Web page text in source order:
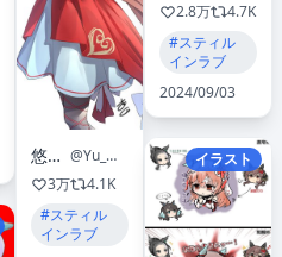
悠むぐ
@Yu_Mugu
3万
4.1K
#スティル
インラブ
2.8万
4.7K
#スティル
インラブ
2024/09/03
イラスト